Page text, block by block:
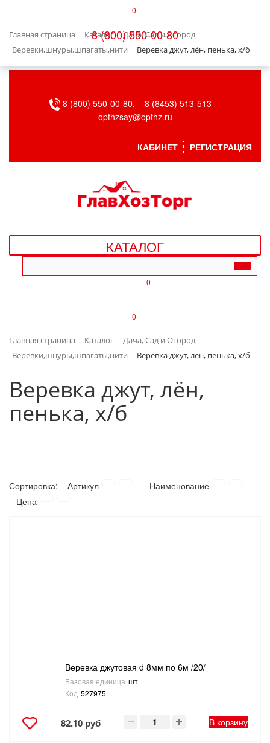
0
8 (800) 550-00-80
Главная страница Каталог
Дача, Сад и Огород
Веревки,шнуры,шпагаты,нити
Веревка джут, лён, пенька, х/б
БЫТОВАЯ ТЕХНИКА
ВЕНТИЛЯЦИЯ
ДАЧА, САД И ОГОРОД
ДЕТСКИЕ ТОВАРЫ
ИНТЕРЬЕР
КЛИМАТИЧЕСКАЯ ТЕХНИКА
НАСОСНОЕ ОБОРУДОВАНИЕ
СТРЕМЯНКИ,ЛЕСТНИЦЫ
8 (800) 550-00-80,
8 (8453) 513-513
opthzsay@opthz.ru
КАБИНЕТ РЕГИСТРАЦИЯ
КАТАЛОГ
0
0
Главная страница Каталог
Дача, Сад и Огород
Веревки,шнуры,шпагаты,нити
Веревка джут, лён, пенька, х/б
Веревка джут, лён,
пенька, х/б
Сортировка: Артикул
Наименование
Цена
Веревка джутовая d 8мм по 6м /20/
Базовая единица шт
Код 527975
82.10 руб В корзину